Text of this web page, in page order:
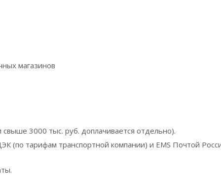
магазинов
3000 тыс. руб. доплачивается отдельно).
(по тарифам транспортной компании) и EMS Почтой